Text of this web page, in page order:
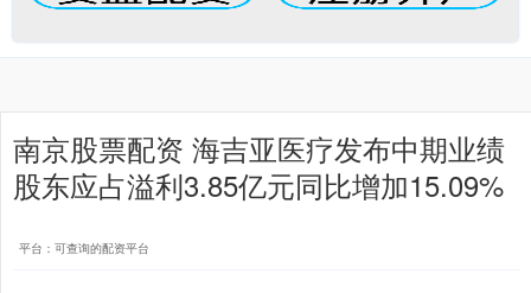
南京股票配资 海吉亚医疗发布中期业绩
股东应占溢利3.85亿元同比增加15.09%
平台：可查询的配资平台